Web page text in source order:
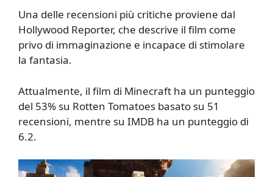
Una delle recensioni più critiche proviene dal
Hollywood Reporter, che descrive il film come
privo di immaginazione e incapace di stimolare
la fantasia.
Attualmente, il film di Minecraft ha un punteggio
del 53% su Rotten Tomatoes basato su 51
recensioni, mentre su IMDB ha un punteggio di
6.2.